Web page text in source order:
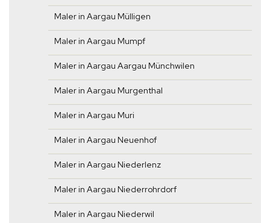
Maler in Aargau Mülligen
Maler in Aargau Mumpf
Maler in Aargau Aargau Münchwilen
Maler in Aargau Murgenthal
Maler in Aargau Muri
Maler in Aargau Neuenhof
Maler in Aargau Niederlenz
Maler in Aargau Niederrohrdorf
Maler in Aargau Niederwil